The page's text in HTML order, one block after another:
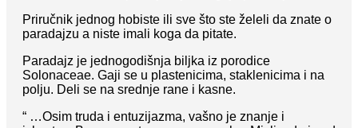
Priručnik jednog hobiste ili sve što ste želeli da znate o
paradajzu a niste imali koga da pitate.
Paradajz je jednogodišnja biljka iz porodice
Solonaceae. Gaji se u plastenicima, staklenicima i na
polju. Deli se na srednje rane i kasne.
“ …Osim truda i entuzijazma, vašno je znanje i